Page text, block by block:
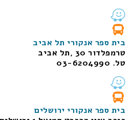
בית ספר אנקורי תל אביב
טרמפלדור 30 ,תל אביב
טל. 03-6204990
בית ספר אנקורי ירושלים